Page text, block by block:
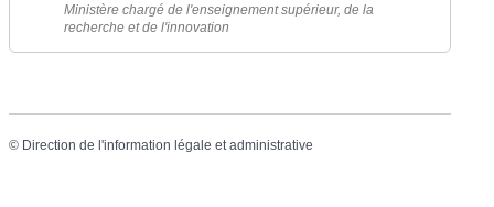
Ministère chargé de l'enseignement supérieur, de la
recherche et de l'innovation
© Direction de l'information légale et administrative